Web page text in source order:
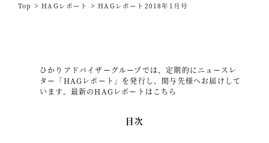
出版物
Top >HAGレポート >HAGレポート2018年1月号
ひかりアドバイザーグループでは、定期的にニュースレ
ター「HAGレポート」を発行し、関与先様へお届けして
います。 最新のHAGレポートはこちら
目次